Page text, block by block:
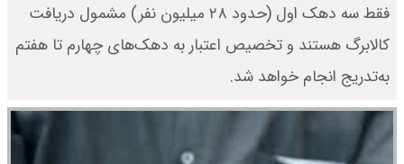
/ نفت صعودی شد + جدول
فقط سه دهک اول (حدود ۲۸ میلیون نفر) مشمول دریافت
کالابرگ هستند و تخصیص اعتبار به دهک‌های چهارم تا هفتم
به‌تدریج انجام خواهد شد.